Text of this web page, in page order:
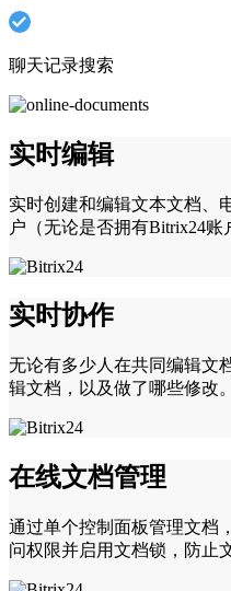
聊天记录搜索
实时编辑
实时创建和编辑文本文档、
户（无论是否拥有Bitrix24账
实时协作
无论有多少人在共同编辑文
辑文档，以及做了哪些修改。
在线文档管理
通过单个控制面板管理文档
问权限并启用文档锁，防止